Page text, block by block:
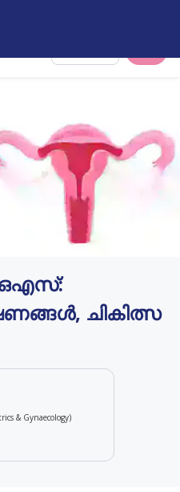
ചികിത്സ
& Gynaecology)